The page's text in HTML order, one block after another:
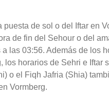
puesta de sol o del Iftar en
de fin del Sehour o del
a las 03:56. Además de los
los horarios de Sehri e Iftar
o el Fiqh Jafria (Shia)
Vormberg.